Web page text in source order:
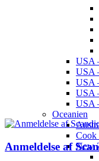
USA
USA
USA
USA
USA
Oceanien
Cook
New
Anmeldelse af